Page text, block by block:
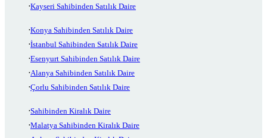
Kayseri Sahibinden Satılık Daire
Konya Sahibinden Satılık Daire
İstanbul Sahibinden Satılık Daire
Esenyurt Sahibinden Satılık Daire
Alanya Sahibinden Satılık Daire
Çorlu Sahibinden Satılık Daire
Sahibinden Kiralık Daire
Malatya Sahibinden Kiralık Daire